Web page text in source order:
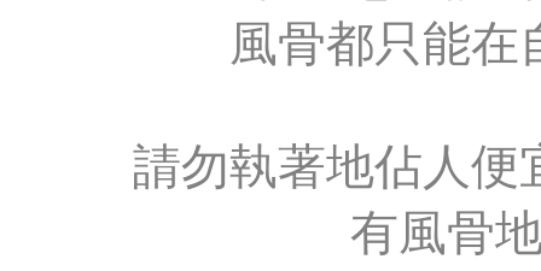
風骨都只能在
請勿執著地佔人便
有風骨